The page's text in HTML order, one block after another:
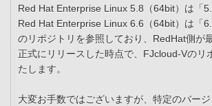
Red Hat Enterprise Linux 5.8（64bit）は「
Red Hat Enterprise Linux 6.6（64bit）は「
のリポジトリを参照しており、RedHat側が
正式にリリースした時点で、FJcloud-Vのリ
たします。
大変お手数ではございますが、特定のバー